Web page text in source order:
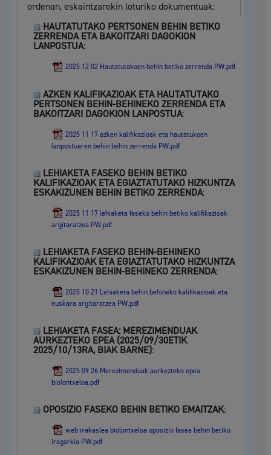
ordenan, eskaintzarekin loturiko dokumentuak:
HAUTATUTAKO PERTSONEN BEHIN BETIKO
ZERRENDA ETA BAKOITZARI DAGOKION
LANPOSTUA:
2025 12 02 Hautatutakoen behin betiko zerrenda PW.pdf
AZKEN KALIFIKAZIOAK ETA HAUTATUTAKO
PERTSONEN BEHIN-BEHINEKO ZERRENDA ETA
BAKOITZARI DAGOKION LANPOSTUA:
2025 11 17 azken kalifikazioak eta hautatukoen
lanpostuaren behin behin zerrenda PW.pdf
LEHIAKETA FASEKO BEHIN BETIKO
KALIFIKAZIOAK ETA EGIAZTATUTAKO HIZKUNTZA
ESKAKIZUNEN BEHIN BETIKO ZERRENDA:
2025 11 17 lehiaketa faseko behin betiko kalifikazioak
argitaratzea PW.pdf
LEHIAKETA FASEKO BEHIN-BEHINEKO
KALIFIKAZIOAK ETA EGIAZTATUTAKO HIZKUNTZA
ESKAKIZUNEN BEHIN-BEHINEKO ZERRENDA:
2025 10 21 Lehiaketa behin behineko kalifikazioak eta
euskara argitaratzea PW.pdf
LEHIAKETA FASEA: MEREZIMENDUAK
AURKEZTEKO EPEA (2025/09/30ETIK
2025/10/13RA, BIAK BARNE):
2025 09 26 Merezimenduak aurkezteko epea
biolontxeloa.pdf
OPOSIZIO FASEKO BEHIN BETIKO EMAITZAK:
web irakaslea biolontxeloa oposizio fasea behin betiko
iragarkia PW.pdf